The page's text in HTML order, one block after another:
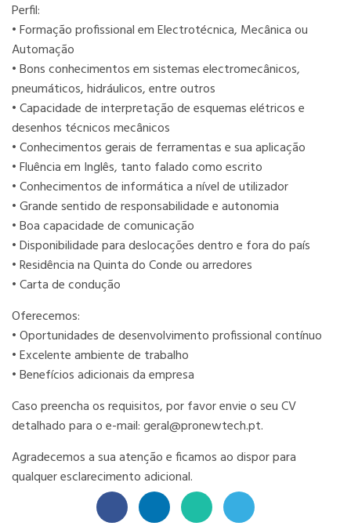
Perfil:
• Formação profissional em Electrotécnica, Mecânica ou
Automação
• Bons conhecimentos em sistemas electromecânicos,
pneumáticos, hidráulicos, entre outros
• Capacidade de interpretação de esquemas elétricos e
desenhos técnicos mecânicos
• Conhecimentos gerais de ferramentas e sua aplicação
• Fluência em Inglês, tanto falado como escrito
• Conhecimentos de informática a nível de utilizador
• Grande sentido de responsabilidade e autonomia
• Boa capacidade de comunicação
• Disponibilidade para deslocações dentro e fora do país
• Residência na Quinta do Conde ou arredores
• Carta de condução
Oferecemos:
• Oportunidades de desenvolvimento profissional contínuo
• Excelente ambiente de trabalho
• Benefícios adicionais da empresa
Caso preencha os requisitos, por favor envie o seu CV
detalhado para o e-mail:geral@pronewtech.pt.
Agradecemos a sua atenção e ficamos ao dispor para
qualquer esclarecimento adicional.